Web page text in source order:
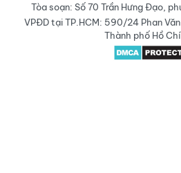
Tòa soạn: Số 70 Trần Hưng Đạo,
VPĐD tại TP.HCM: 590/24 Phan Văn
Thành phố Hồ Chí